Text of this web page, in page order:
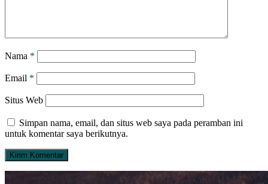
Nama *
Email *
Situs Web
Simpan nama, email, dan situs web saya pada peramban ini
untuk komentar saya berikutnya.